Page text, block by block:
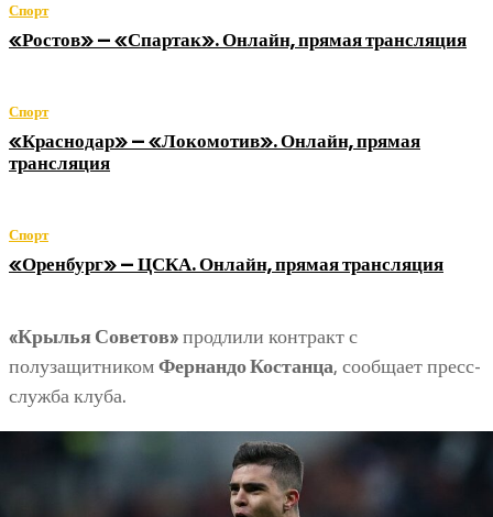
Спорт
«Ростов» — «Спартак». Онлайн, прямая трансляция
Спорт
«Краснодар» — «Локомотив». Онлайн, прямая
трансляция
Спорт
«Оренбург» — ЦСКА. Онлайн, прямая трансляция
«Крылья Советов»продлили контракт с
полузащитникомФернандо Костанца, сообщает пресс-
служба клуба.